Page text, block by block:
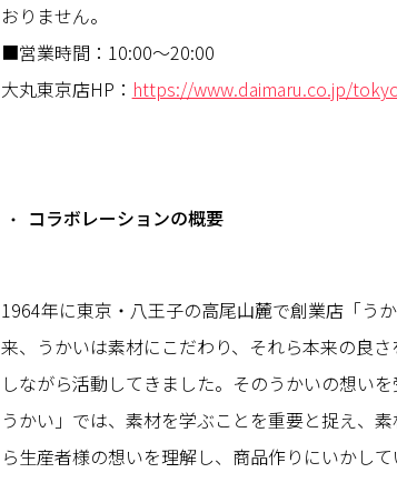
おりません。
■営業時間：10:00～20:00
大丸東京店HP： https://www.daimaru.co.jp/
コラボレーションの概要
1964年に東京・八王子の高尾山麓で創業店「う
来、うかいは素材にこだわり、それら本来の良
しながら活動してきました。そのうかいの想い
うかい」では、素材を学ぶことを重要と捉え、
ら生産者様の想いを理解し、商品作りにいかして